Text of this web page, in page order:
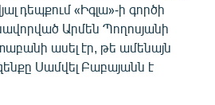
դեպքում «Իգլա»-ի գործի
Արմեն Պողոսյանի
ասել էր, թե ամենայն
Սամվել Բաբայանն է